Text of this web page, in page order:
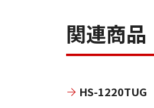
関連商品
HS-1220TUG